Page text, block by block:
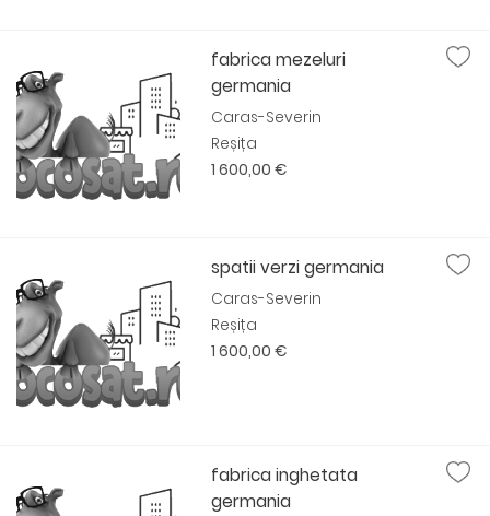
fabrica mezeluri
germania
Caras-Severin
Reșița
1 600,00 €
spatii verzi germania
Caras-Severin
Reșița
1 600,00 €
fabrica inghetata
germania